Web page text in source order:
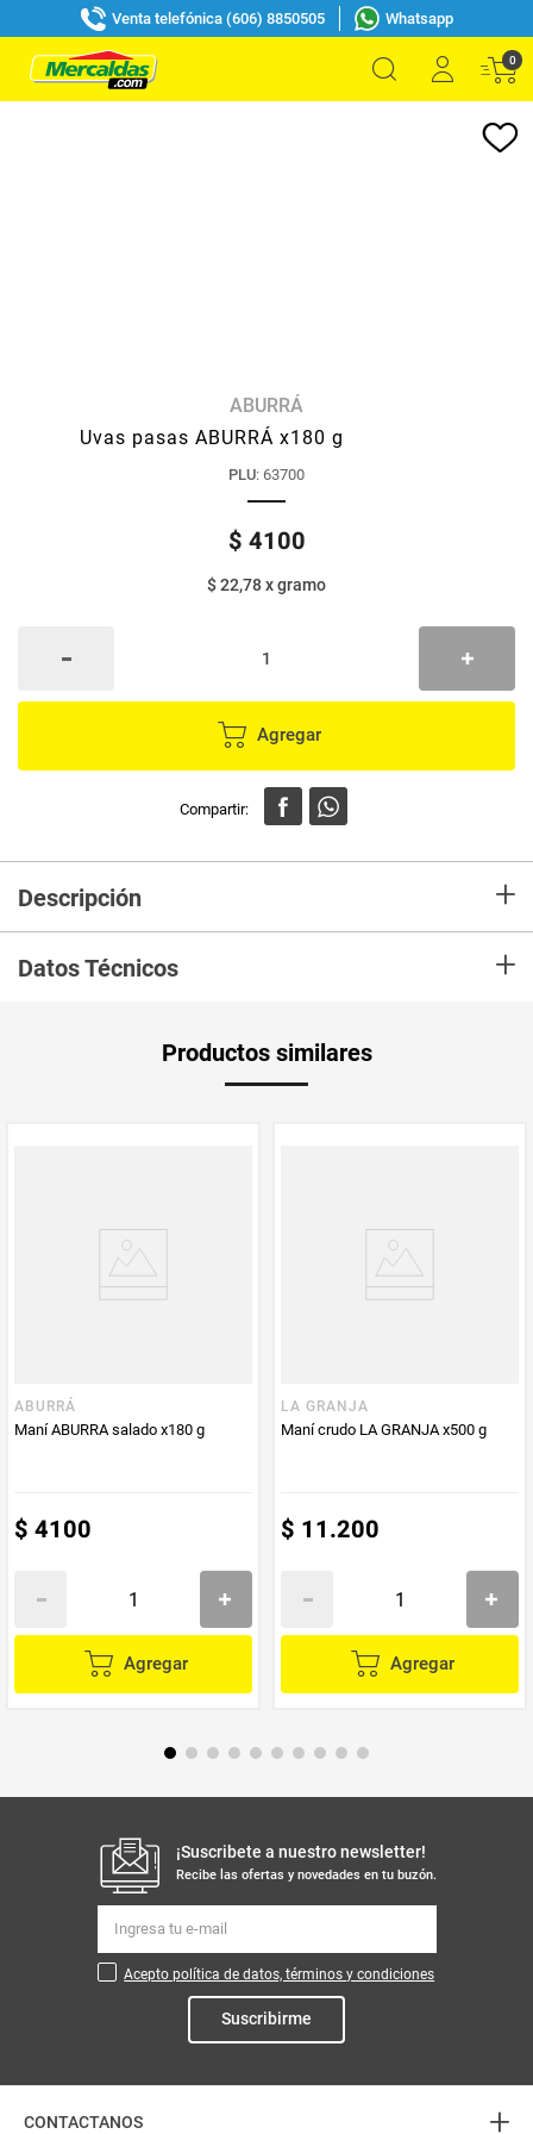
Venta telefónica (606) 8850505 Whatsapp
0
ABURRÁ
Uvas pasas ABURRÁ x180 g
PLU: 63700
$ 4100
$ 22,78xgramo
Agregar
Descripción +
Datos Técnicos +
Producto (kg)
Productos similares
ABURRÁ
Maní ABURRA salado x180 g
$ 4100
Agregar
LA GRANJA
Maní crudo LA GRANJA x500 g
$ 11.200
Agregar
¡Suscribete a nuestro newsletter!
Recibe las ofertas y novedades en tu buzón.
Acepto política de datos, términos y condiciones
Suscribirme
CONTACTANOS +